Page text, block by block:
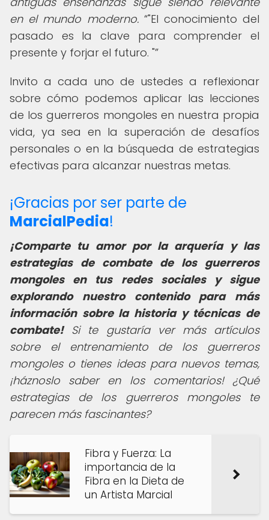
en el mundo moderno.
"El conocimiento del
pasado es la clave para comprender el
presente y forjar el futuro. "
Invito a cada uno de ustedes a reflexionar
sobre cómo podemos aplicar las lecciones
de los guerreros mongoles en nuestra propia
vida, ya sea en la superación de desafíos
personales o en la búsqueda de estrategias
efectivas para alcanzar nuestras metas.
¡Gracias por ser parte de
MarcialPedia!
¡Comparte tu amor por la arquería y las
estrategias de combate de los guerreros
mongoles en tus redes sociales y sigue
explorando nuestro contenido para más
información sobre la historia y técnicas de
combate!Si te gustaría ver más artículos
sobre el entrenamiento de los guerreros
mongoles o tienes ideas para nuevos temas,
¡háznoslo saber en los comentarios! ¿Qué
estrategias de los guerreros mongoles te
parecen más fascinantes?
Fibra y Fuerza: La
importancia de la
Fibra en la Dieta de
un Artista Marcial